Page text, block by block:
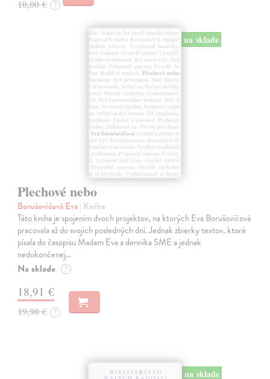
10,00 € ?
na sklade
Plechové nebo
Borušovičová Eva| Kniha
Táto kniha je spojením dvoch projektov, na ktorých Eva Borušovičová
pracovala až do svojich posledných dní. Jednak zbierky textov, ktoré
písala do časopisu Madam Eva a denníka SME a jednak
nedokončenej…
Na sklade ?
18,91 €
19,90 € ?
na sklade